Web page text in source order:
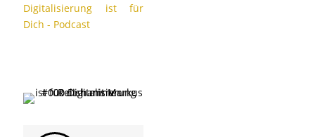
Digitalisierung ist für
Dich - Podcast